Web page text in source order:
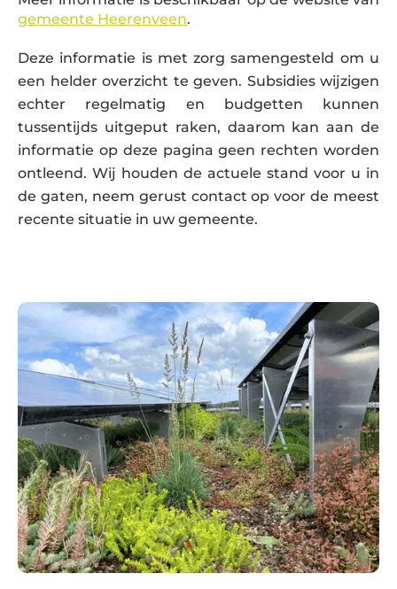
gemeente Heerenveen.
Deze informatie is met zorg samengesteld om u
een helder overzicht te geven. Subsidies wijzigen
echter regelmatig en budgetten kunnen
tussentijds uitgeput raken, daarom kan aan de
informatie op deze pagina geen rechten worden
ontleend. Wij houden de actuele stand voor u in
de gaten, neem gerust contact op voor de meest
recente situatie in uw gemeente.